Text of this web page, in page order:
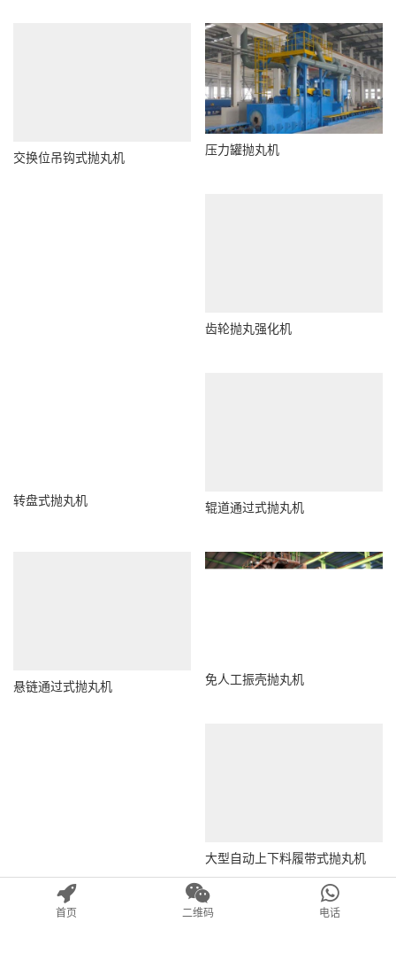
交换位吊钩式抛丸机 压力罐抛丸机
转盘式抛丸机
首页 二维码 电话